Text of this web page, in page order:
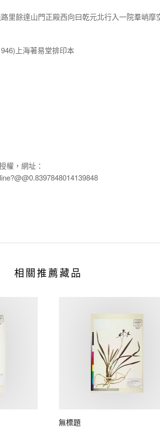
里餘達山門正殿西向曰乾元北行入一院羣峭摩
上海著易堂排印本
權，網址：
相關推薦藏品
無標題